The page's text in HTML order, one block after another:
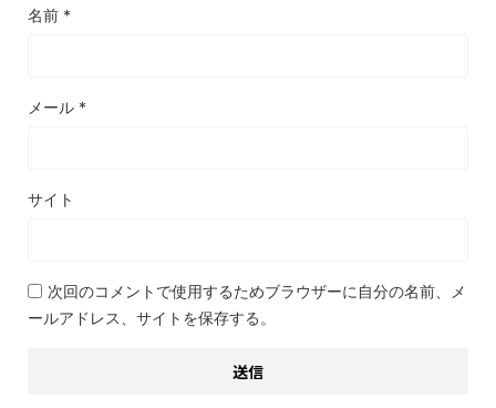
名前 *
メール *
サイト
次回のコメントで使用するためブラウザーに自分の名前、メ
ールアドレス、サイトを保存する。